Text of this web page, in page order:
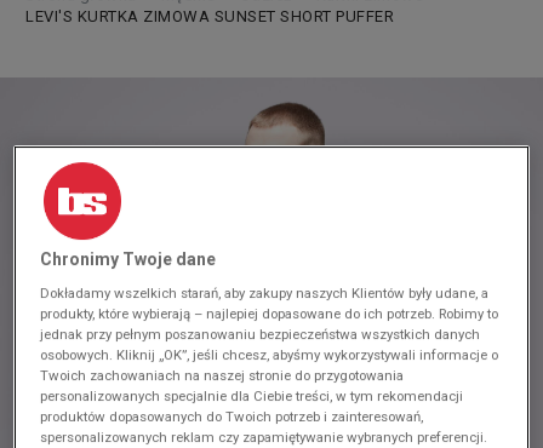
LEVI'S KURTKA ZIMOWA SUNSET SHORT PUFFER
Chronimy Twoje dane
Dokładamy wszelkich starań, aby zakupy naszych Klientów były udane, a
produkty, które wybierają – najlepiej dopasowane do ich potrzeb. Robimy to
jednak przy pełnym poszanowaniu bezpieczeństwa wszystkich danych
osobowych. Kliknij „OK”, jeśli chcesz, abyśmy wykorzystywali informacje o
Twoich zachowaniach na naszej stronie do przygotowania
personalizowanych specjalnie dla Ciebie treści, w tym rekomendacji
produktów dopasowanych do Twoich potrzeb i zainteresowań,
spersonalizowanych reklam czy zapamiętywanie wybranych preferencji.